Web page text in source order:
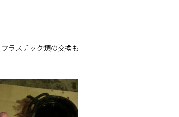
ラスチック類の交換も